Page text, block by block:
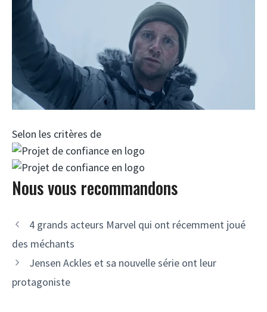
Selon les critères de
Nous vous recommandons
4 grands acteurs Marvel qui ont récemment joué
des méchants
Jensen Ackles et sa nouvelle série ont leur
protagoniste